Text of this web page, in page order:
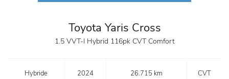
Toyota Yaris Cross
1.5 VVT-I Hybrid 116pk CVT Comfort
Hybride 2024 26.715 km CVT